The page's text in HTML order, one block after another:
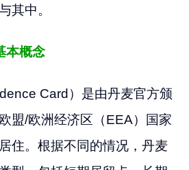
其中。
本概念
Card）是由丹麦官方颁
盟/欧洲经济区（EEA）国家
住。根据不同的情况，丹麦